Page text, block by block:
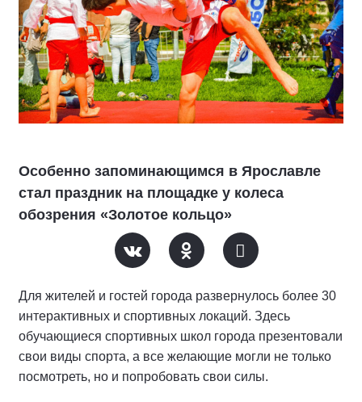
Особенно запоминающимся в Ярославле
стал праздник на площадке у колеса
обозрения «Золотое кольцо»
Для жителей и гостей города развернулось более 30
интерактивных и спортивных локаций. Здесь
обучающиеся спортивных школ города презентовали
свои виды спорта, а все желающие могли не только
посмотреть, но и попробовать свои силы.